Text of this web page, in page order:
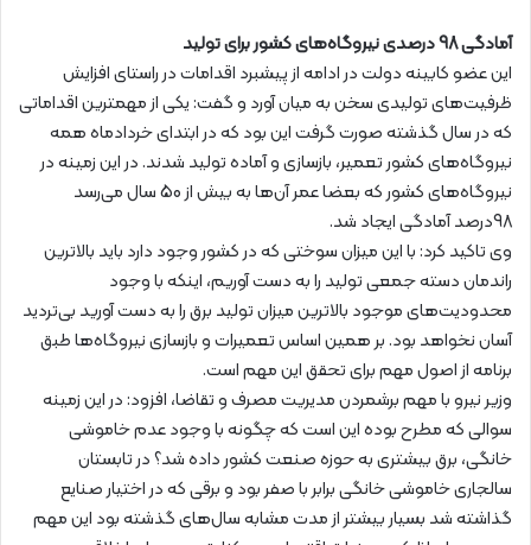
آمادگی 98 درصدی نیروگاه‌های کشور برای تولید
این عضو کابینه دولت در ادامه از پیشبرد اقدامات در راستای افزایش
ظرفیت‌های تولیدی سخن به میان آورد و گفت: یکی از مهمترین اقداماتی
که در سال گذشته صورت گرفت این بود که در ابتدای خردادماه همه
نیروگاه‌های کشور تعمیر، بازسازی و آماده تولید شدند. در این زمینه در
نیروگاه‌های کشور که بعضا عمر آن‌ها به بیش از 50 سال می‌رسد
98درصد آمادگی ایجاد شد.
وی تاکید کرد: با این میزان سوختی که در کشور وجود دارد باید بالاترین
راندمان دسته جمعی تولید را به دست آوریم، اینکه با وجود
محدودیت‌های موجود بالاترین میزان تولید برق را به دست آورید بی‌تردید
آسان نخواهد بود. بر همین اساس تعمیرات و بازسازی نیروگاه‌ها طبق
برنامه از اصول مهم برای تحقق این مهم است.
وزیر نیرو با مهم برشمردن مدیریت مصرف و تقاضا، افزود: در این زمینه
سوالی که مطرح بوده این است که چگونه با وجود عدم خاموشی
خانگی، برق بیشتری به حوزه صنعت کشور داده شد؟ در تابستان
سالجاری خاموشی خانگی برابر با صفر بود و برقی که در اختیار صنایع
گذاشته شد بسیار بیشتر از مدت مشابه سال‌های گذشته بود این مهم